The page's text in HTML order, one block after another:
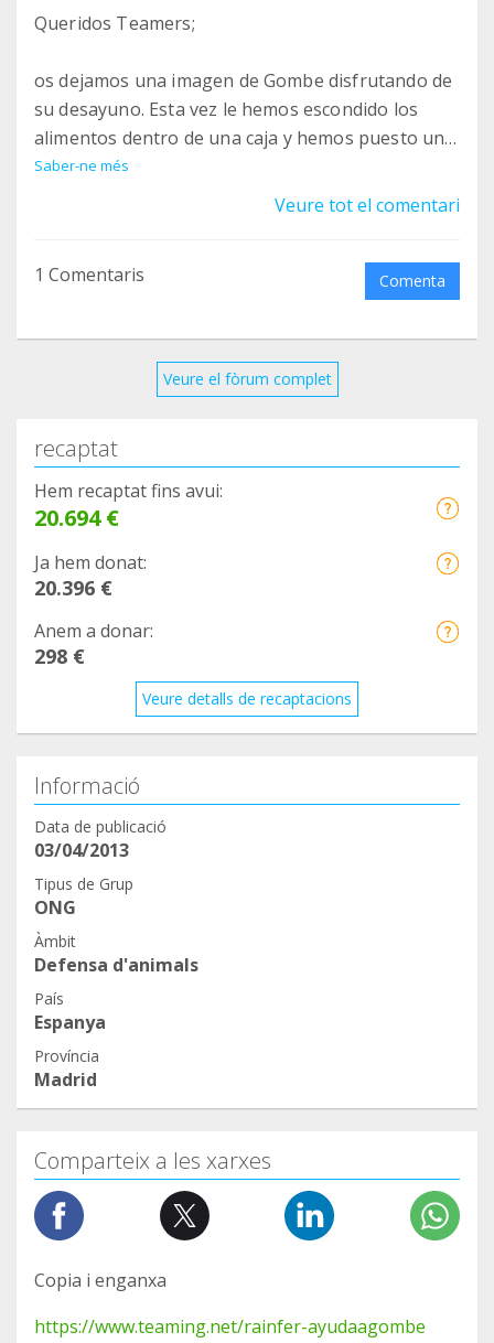
Queridos Teamers;
os dejamos una imagen de Gombe disfrutando de
su desayuno. Esta vez le hemos escondido los
alimentos dentro de una caja y hemos puesto un
poquito más difícil su obtención atando una caja a
modo de tapa. De esta forma, Gombe desarrolla
cuidamos su salud mental, proporcionándole
en libertad.
Lamentablemente, Gombe no puede ser devuelto
nosotros y sin tu ayuda no podríamos cuidar de él
como se merece.
Un abrazo del equipo Rainfer.
Saber-ne més
Veure tot el comentari
1 Comentaris Comenta
Veure el fòrum complet
recaptat
Hem recaptat fins avui:
20.694 €
Ja hem donat:
20.396 €
Anem a donar:
298 €
Veure detalls de recaptacions
Informació
Data de publicació
03/04/2013
Tipus de Grup
ONG
Àmbit
Defensa d'animals
País
Espanya
Província
Madrid
Comparteix a les xarxes
Copia i enganxa
https://www.teaming.net/rainfer-ayudaagombe